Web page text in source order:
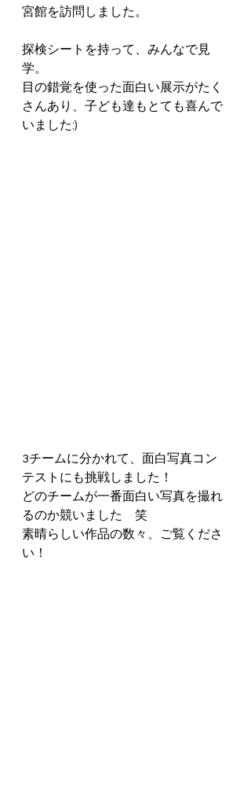
宮館を訪問しました。
探検シートを持って、みんなで見
学。
目の錯覚を使った面白い展示がたく
さんあり、子ども達もとても喜んで
いました:)
3チームに分かれて、面白写真コン
テストにも挑戦しました！
どのチームが一番面白い写真を撮れ
るのか競いました　笑
素晴らしい作品の数々、ご覧くださ
い！